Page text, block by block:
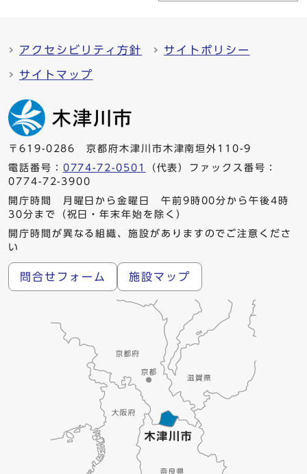
アクセシビリティ方針 サイトポリシー
サイトマップ
〒619-0286 京都府木津川市木津南垣外110-9
電話番号： 0774-72-0501
（代表）ファックス番号：
0774-72-3900
開庁時間 月曜日から金曜日 午前9時00分から午後4時
30分まで（祝日・年末年始を除く）
開庁時間が異なる組織、施設がありますのでご注意くださ
い
問合せフォーム 施設マップ